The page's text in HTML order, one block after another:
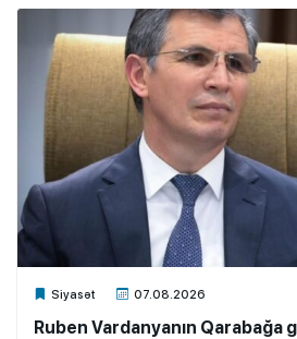
Siyasət 07.08.2026
Xalq.Online
Ruben Vardanyanın Qarabağa